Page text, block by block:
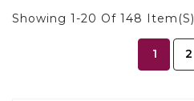
Showing 1-20 Of 148 Item(s)
1 2